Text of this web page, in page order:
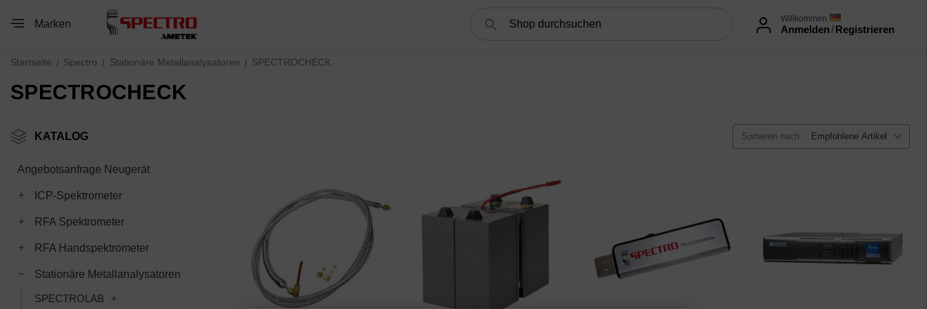
Marken Willkommen
Anmelden/Registrieren
Startseite Spectro Stationäre Metallanalysatoren SPECTROCHECK
SPECTROCHECK
KATALOG
Angebotsanfrage Neugerät
Toggle ICP-Spektrometer subcategories
ICP-Spektrometer
Toggle RFA Spektrometer subcategories
RFA Spektrometer
Toggle RFA Handspektrometer subcategories
RFA Handspektrometer
Toggle Stationäre Metallanalysatoren subcategories
Stationäre Metallanalysatoren
SPECTROLAB Toggle SPECTROLAB subcategories
Sortieren nach: